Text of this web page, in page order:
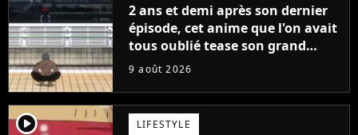
2 ans et demi après son dernier
épisode, cet anime que l'on avait
tous oublié tease son grand
retour
9 août 2026
player2 LIFESTYLE